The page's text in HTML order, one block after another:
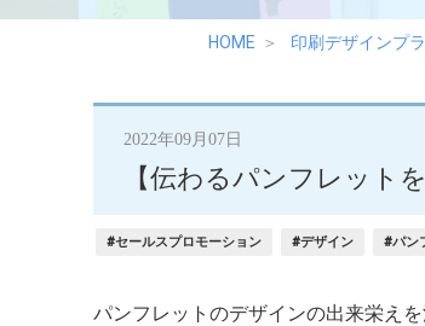
HOME 印刷デザインプ
2022年09月07日
【伝わるパンフレット
#セールスプロモーション #デザイン #パン
パンフレットのデザインの出来栄え